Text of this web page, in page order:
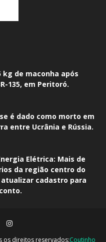
kg de maconha após
135, em Peritoró.
é dado como morto em
entre Ucrânia e Rússia.
Elétrica: Mais de
da região centro do
cadastro para
os direitos reservados:Coutinho